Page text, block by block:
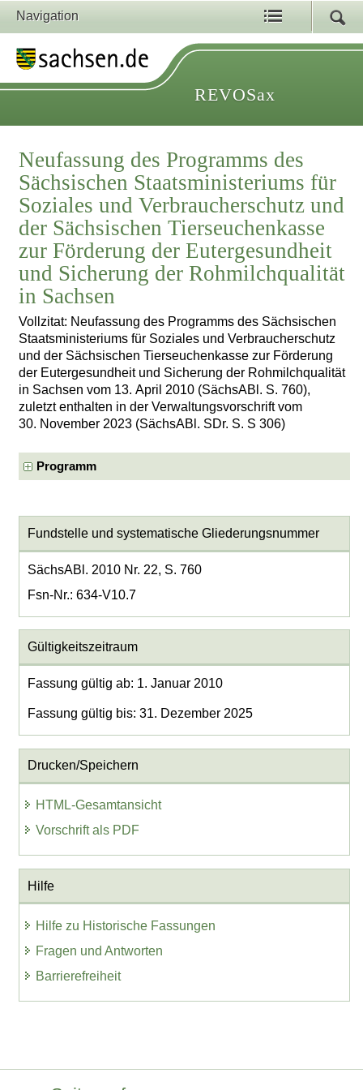
Navigation
REVOSax
Neufassung des Programms des
Sächsischen Staatsministeriums für
Soziales und Verbraucherschutz und
der Sächsischen Tierseuchenkasse
zur Förderung der Eutergesundheit
und Sicherung der Rohmilchqualität
in Sachsen
Vollzitat: Neufassung des Programms des Sächsischen
Staatsministeriums für Soziales und Verbraucherschutz
und der Sächsischen Tierseuchenkasse zur Förderung
der Eutergesundheit und Sicherung der Rohmilchqualität
in Sachsen vom 13. April 2010 (SächsABl. S. 760),
zuletzt enthalten in der Verwaltungsvorschrift vom
30. November 2023 (SächsABl. SDr. S. S 306)
Programm
Fundstelle und systematische Gliederungsnummer
SächsABl. 2010 Nr. 22, S. 760
Fsn-Nr.: 634-V10.7
Gültigkeitszeitraum
Fassung gültig ab: 1. Januar 2010
Fassung gültig bis: 31. Dezember 2025
Drucken/Speichern
HTML-Gesamtansicht
Vorschrift als PDF
Hilfe
Hilfe zu Historische Fassungen
Fragen und Antworten
Barrierefreiheit